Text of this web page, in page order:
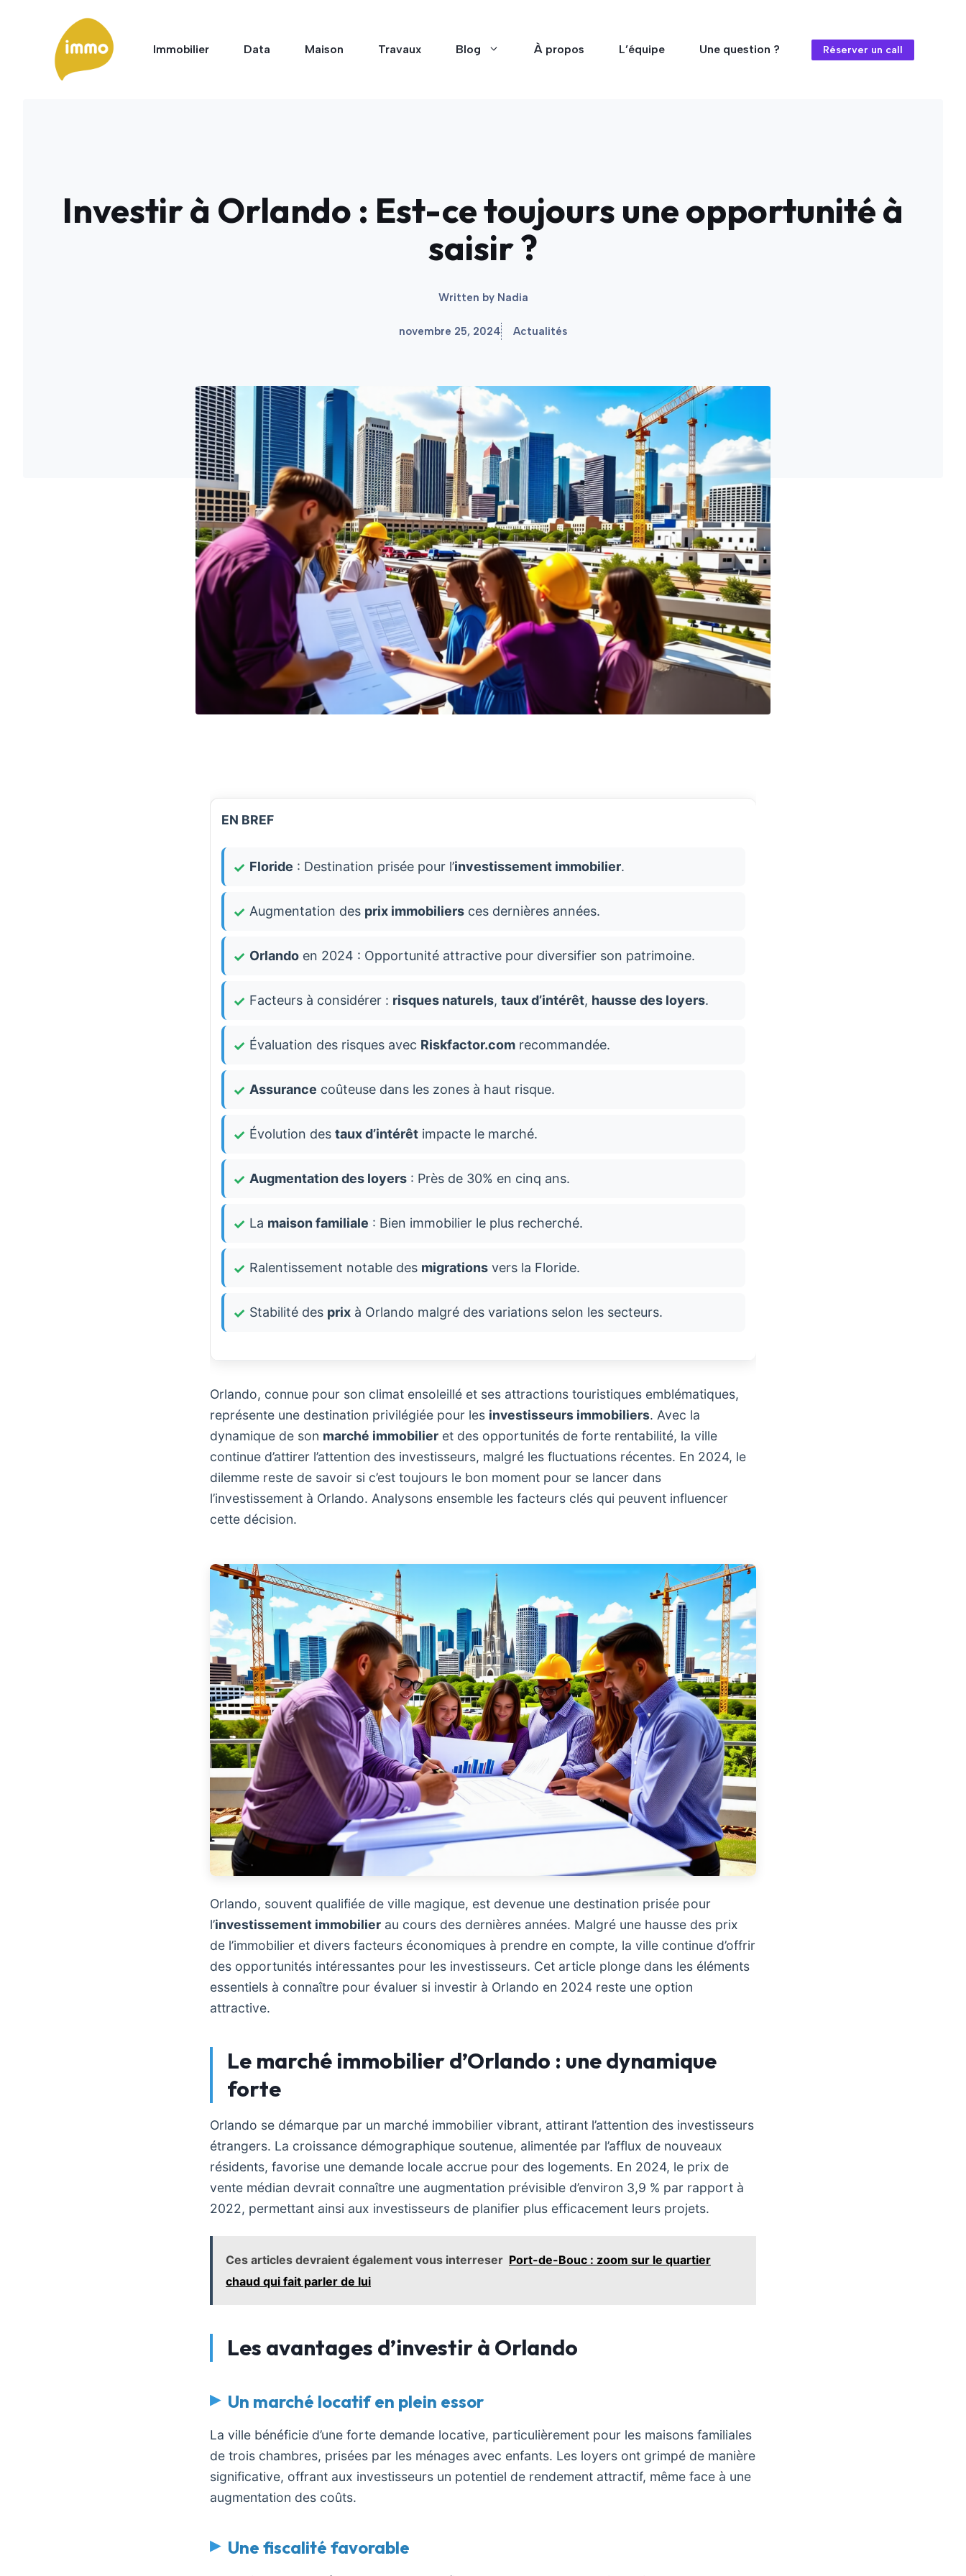
Immobilier Data Maison Travaux Blog À propos L’équipe Une question ? Réserver un call
Investir à Orlando : Est-ce toujours une opportunité à
saisir ?
Written by Nadia
novembre 25, 2024 Actualités
EN BREF
Floride : Destination prisée pour l’investissement immobilier.
Augmentation des prix immobiliers ces dernières années.
Orlando en 2024 : Opportunité attractive pour diversifier son patrimoine.
Facteurs à considérer : risques naturels, taux d’intérêt, hausse des loyers.
Évaluation des risques avec Riskfactor.com recommandée.
Assurance coûteuse dans les zones à haut risque.
Évolution des taux d’intérêt impacte le marché.
Augmentation des loyers : Près de 30% en cinq ans.
La maison familiale : Bien immobilier le plus recherché.
Ralentissement notable des migrations vers la Floride.
Stabilité des prix à Orlando malgré des variations selon les secteurs.
Orlando, connue pour son climat ensoleillé et ses attractions touristiques emblématiques,
représente une destination privilégiée pour les investisseurs immobiliers. Avec la
dynamique de son marché immobilier et des opportunités de forte rentabilité, la ville
continue d’attirer l’attention des investisseurs, malgré les fluctuations récentes. En 2024, le
dilemme reste de savoir si c’est toujours le bon moment pour se lancer dans
l’investissement à Orlando. Analysons ensemble les facteurs clés qui peuvent influencer
cette décision.
Orlando, souvent qualifiée de ville magique, est devenue une destination prisée pour
l’investissement immobilier au cours des dernières années. Malgré une hausse des prix
de l’immobilier et divers facteurs économiques à prendre en compte, la ville continue d’offrir
des opportunités intéressantes pour les investisseurs. Cet article plonge dans les éléments
essentiels à connaître pour évaluer si investir à Orlando en 2024 reste une option
attractive.
Le marché immobilier d’Orlando : une dynamique
forte
Orlando se démarque par un marché immobilier vibrant, attirant l’attention des investisseurs
étrangers. La croissance démographique soutenue, alimentée par l’afflux de nouveaux
résidents, favorise une demande locale accrue pour des logements. En 2024, le prix de
vente médian devrait connaître une augmentation prévisible d’environ 3,9 % par rapport à
2022, permettant ainsi aux investisseurs de planifier plus efficacement leurs projets.
Ces articles devraient également vous interreser Port-de-Bouc : zoom sur le quartier
chaud qui fait parler de lui
Les avantages d’investir à Orlando
Un marché locatif en plein essor
La ville bénéficie d’une forte demande locative, particulièrement pour les maisons familiales
de trois chambres, prisées par les ménages avec enfants. Les loyers ont grimpé de manière
significative, offrant aux investisseurs un potentiel de rendement attractif, même face à une
augmentation des coûts.
Une fiscalité favorable